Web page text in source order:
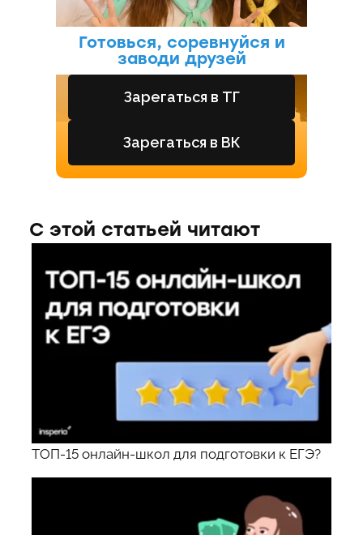
Готовься, соревнуйся и
заводи друзей
Зарегаться в ТГ
Зарегаться в ВК
С этой статьей читают
ТОП-15 онлайн-школ для подготовки к ЕГЭ?